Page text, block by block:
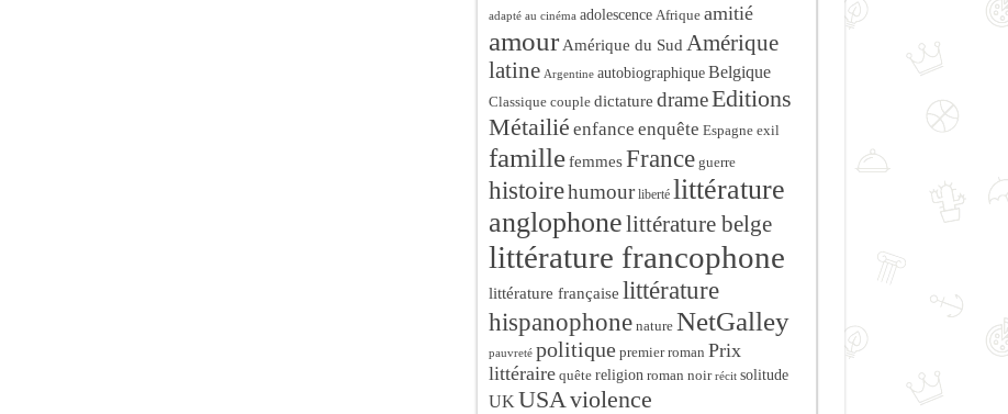
adapté au cinéma adolescence Afrique amitié
amour Amérique du Sud Amérique
latine Argentine autobiographique Belgique
Classique couple dictature drameEditions
Métailié enfance enquête Espagne exil
famille femmes France guerre
histoirehumour liberté littérature
anglophonelittérature belge
littérature francophone
littérature française littérature
hispanophone nature NetGalley
pauvreté politique premier roman Prix
littéraire quête religion roman noir récit solitude
UK USA violence